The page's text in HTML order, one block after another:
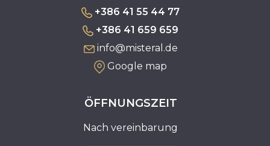
+386 41 55 44 77
+386 41 659 659
info@misteral.de
Google map
ÖFFNUNGSZEIT
Nach vereinbarung